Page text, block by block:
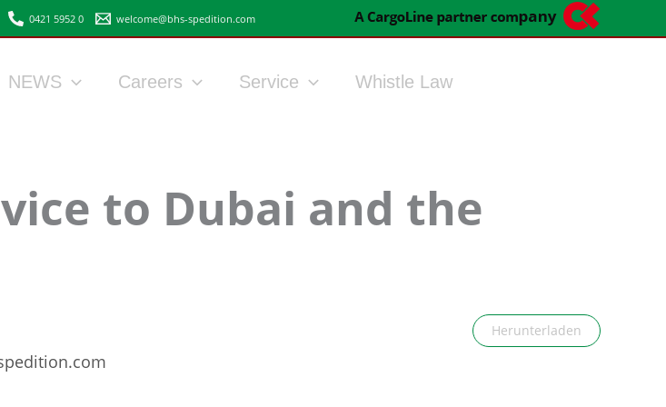
0421 5952 0 welcome@bhs-spedition.com
NEWS Careers Service Whistle Law
to Dubai and the
Herunterladen